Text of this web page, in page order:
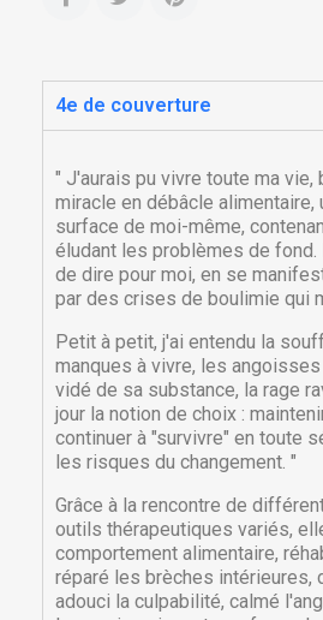
4e de couverture
" J'aurais pu vivre toute ma
miracle en débâcle alimentaire,
surface de moi-même,
éludant les problèmes de
de dire pour moi, en se
par des crises de boulimie qui
Petit à petit, j'ai entendu la
manques à vivre, les
vidé de sa substance, la rage
jour la notion de choix :
continuer à "survivre" en toute
les risques du changement. "
Grâce à la rencontre de
outils thérapeutiques variés,
comportement alimentaire,
réparé les brèches intérieures,
adouci la culpabilité, calmé